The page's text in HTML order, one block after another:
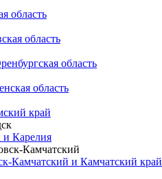
область
область
область
область
край
и Карелия
Камчатский и Камчатский край